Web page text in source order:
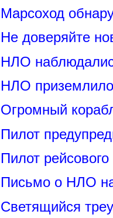
Марсоход
Не доверяйте
НЛО
НЛО
Огромный
Пилот
Пилот
Письмо о НЛО
Светящийся